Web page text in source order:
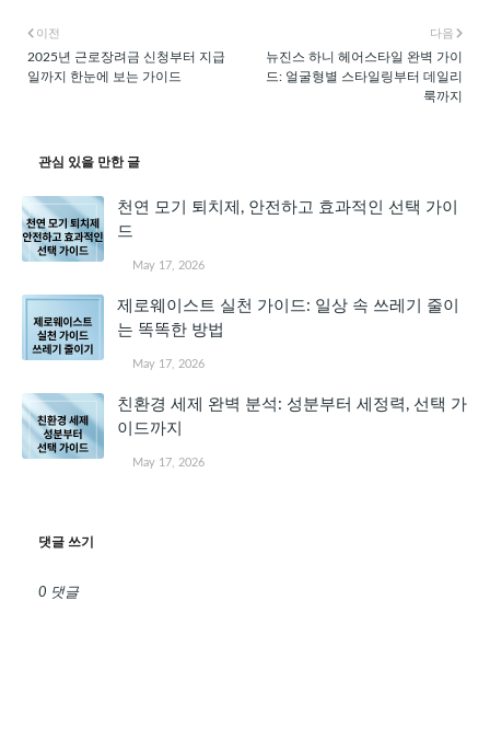
다음
뉴진스 하니 헤어스타일 완벽 가이
드: 얼굴형별 스타일링부터 데일리
룩까지
이전
2025년 근로장려금 신청부터 지급
일까지 한눈에 보는 가이드
관심 있을 만한 글
천연 모기 퇴치제, 안전하고 효과적인 선택 가이
드
May 17, 2026
제로웨이스트 실천 가이드: 일상 속 쓰레기 줄이
는 똑똑한 방법
May 17, 2026
친환경 세제 완벽 분석: 성분부터 세정력, 선택 가
이드까지
May 17, 2026
댓글 쓰기
0 댓글